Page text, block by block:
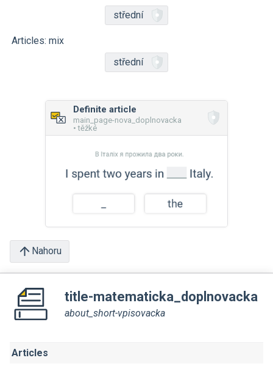
střední
Articles: mix
střední
Definite article
main_page-nova_doplnovacka
• těžké
Nahoru
title-matematicka_doplnovacka
about_short-vpisovacka
Articles